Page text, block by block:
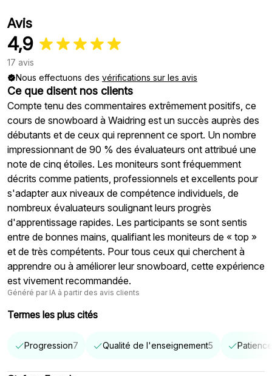
Avis
4,9
17 avis
Nous effectuons des vérifications sur les avis
Ce que disent nos clients
Compte tenu des commentaires extrêmement positifs, ce
cours de snowboard à Waidring est un succès auprès des
débutants et de ceux qui reprennent ce sport. Un nombre
impressionnant de 90 % des évaluateurs ont attribué une
note de cinq étoiles. Les moniteurs sont fréquemment
décrits comme patients, professionnels et excellents pour
s'adapter aux niveaux de compétence individuels, de
nombreux évaluateurs soulignant leurs progrès
d'apprentissage rapides. Les participants se sont sentis
entre de bonnes mains, qualifiant les moniteurs de « top »
et de très compétents. Pour tous ceux qui cherchent à
apprendre ou à améliorer leur snowboard, cette expérience
est vivement recommandée.
Généré par IA à partir des avis clients
Termes les plus cités
Progression7 Qualité de l'enseignement5